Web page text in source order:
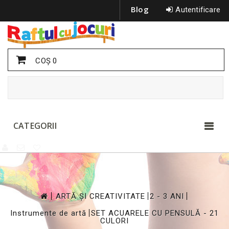
Autentificare
Blog
COŞ0
CATEGORII
>
ARTĂ ȘI CREATIVITATE
>
2 - 3 ANI
Instrumente de artă SET ACUARELE CU PENSULĂ - 21
CULORI